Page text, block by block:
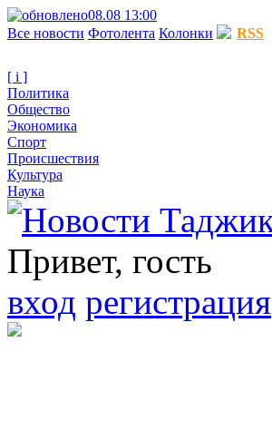
08.08 13:00
Все новости Фотолента Колонки RSS
[ i ]
Политика
Общество
Экономика
Спорт
Происшествия
Культура
Наука
Привет, гость
вход регистрация